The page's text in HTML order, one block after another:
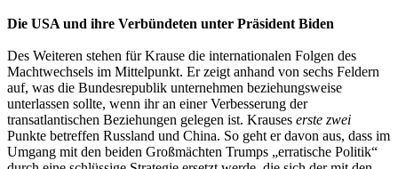
Die USA und ihre Verbündeten unter Präsident Biden
Des Weiteren stehen für Krause die internationalen Folgen des
Machtwechsels im Mittelpunkt. Er zeigt anhand von sechs Feldern
auf, was die Bundesrepublik unternehmen beziehungsweise
unterlassen sollte, wenn ihr an einer Verbesserung der
transatlantischen Beziehungen gelegen ist. Krauses erste zwei
Punkte betreffen Russland und China. So geht er davon aus, dass im
Umgang mit den beiden Großmächten Trumps „erratische Politik“